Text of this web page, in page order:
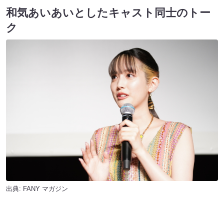
和気あいあいとしたキャスト同士のトー
ク
出典: FANY マガジン